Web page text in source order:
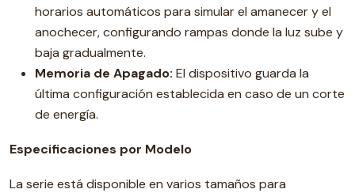
horarios automáticos para simular el amanecer y el
anochecer, configurando rampas donde la luz sube y
baja gradualmente.
Memoria de Apagado: El dispositivo guarda la
última configuración establecida en caso de un corte
de energía.
Especificaciones por Modelo
La serie está disponible en varios tamaños para